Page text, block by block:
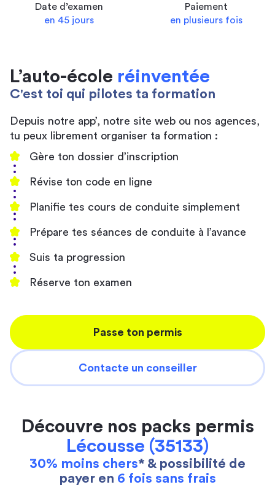
Date d’examen
en 45 jours
Paiement
en plusieurs fois
L’auto-école réinventée
C'est toi qui pilotes ta formation
Depuis notre app’, notre site web ou nos agences,
tu peux librement organiser ta formation :
Gère ton dossier d’inscription
Révise ton code en ligne
Planifie tes cours de conduite simplement
Prépare tes séances de conduite à l’avance
Suis ta progression
Réserve ton examen
Passe ton permis
Contacte un conseiller
Découvre nos packs permis
Lécousse (35133)
30% moins chers* & possibilité de
payer en 6 fois sans frais